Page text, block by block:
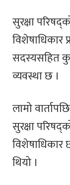
सुरक्षा
विशेषाधिकार
सदस्यसहित
व्यवस्था छ ।
लामो
सुरक्षा
थियो ।